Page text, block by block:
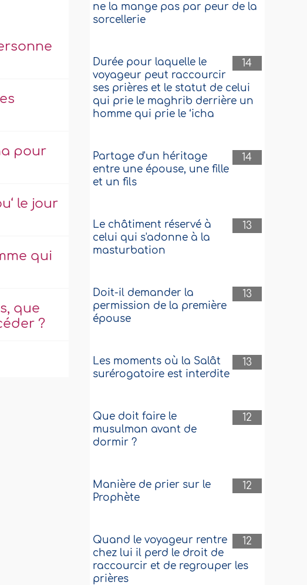
pour
le jour
qui
que
?
ne la mange pas par peur de la
sorcellerie
14
Durée pour laquelle le
voyageur peut raccourcir
ses prières et le statut de celui
qui prie le maghrib derrière un
homme qui prie le ‘icha
14
Partage d'un héritage
entre une épouse, une fille
et un fils
13
Le châtiment réservé à
celui qui s'adonne à la
masturbation
13
Doit-il demander la
permission de la première
épouse
13
Les moments où la Salât
surérogatoire est interdite
12
Que doit faire le
musulman avant de
dormir ?
12
Manière de prier sur le
Prophète
12
Quand le voyageur rentre
chez lui il perd le droit de
raccourcir et de regrouper les
prières